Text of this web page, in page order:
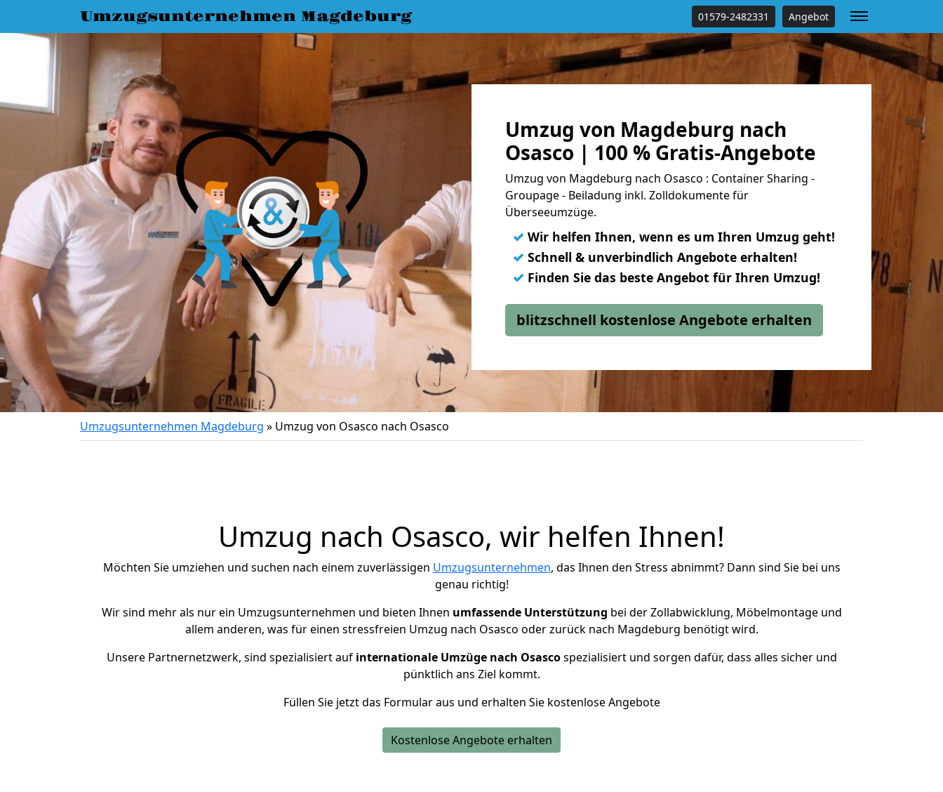
Umzugsunternehmen Magdeburg 01579-2482331 Angebot
Umzug von Magdeburg nach
Osasco | 100 % Gratis-Angebote
Umzug von Magdeburg nach Osasco : Container Sharing -
Groupage - Beiladung inkl. Zolldokumente für
Überseeumzüge.
✓ Wir helfen Ihnen, wenn es um Ihren Umzug geht!
✓ Schnell & unverbindlich Angebote erhalten!
✓ Finden Sie das beste Angebot für Ihren Umzug!
blitzschnell kostenlose Angebote erhalten
Umzugsunternehmen Magdeburg » Umzug von Osasco nach Osasco
Umzug nach Osasco, wir helfen Ihnen!
Möchten Sie umziehen und suchen nach einem zuverlässigen Umzugsunternehmen, das Ihnen den Stress abnimmt? Dann sind Sie bei uns
genau richtig!
Wir sind mehr als nur ein Umzugsunternehmen und bieten Ihnen umfassende Unterstützung bei der Zollabwicklung, Möbelmontage und
allem anderen, was für einen stressfreien Umzug nach Osasco oder zurück nach Magdeburg benötigt wird.
Unsere Partnernetzwerk, sind spezialisiert auf internationale Umzüge nach Osascospezialisiert und sorgen dafür, dass alles sicher und
pünktlich ans Ziel kommt.
Füllen Sie jetzt das Formular aus und erhalten Sie kostenlose Angebote
Kostenlose Angebote erhalten